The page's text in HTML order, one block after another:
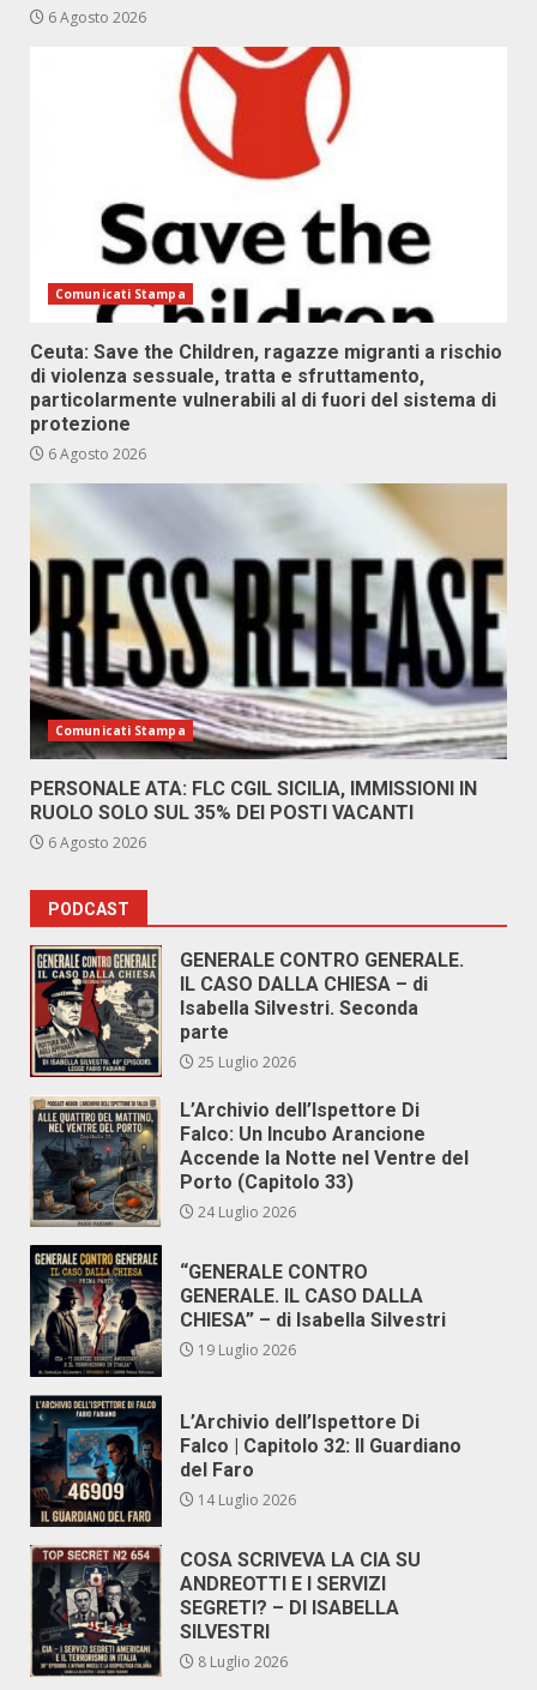
6 Agosto 2026
Comunicati Stampa
Ceuta: Save the Children, ragazze migranti a rischio
di violenza sessuale, tratta e sfruttamento,
particolarmente vulnerabili al di fuori del sistema di
protezione
6 Agosto 2026
Comunicati Stampa
PERSONALE ATA: FLC CGIL SICILIA, IMMISSIONI IN
RUOLO SOLO SUL 35% DEI POSTI VACANTI
6 Agosto 2026
PODCAST
GENERALE CONTRO GENERALE.
IL CASO DALLA CHIESA – di
Isabella Silvestri. Seconda
parte
25 Luglio 2026
L’Archivio dell’Ispettore Di
Falco: Un Incubo Arancione
Accende la Notte nel Ventre del
Porto (Capitolo 33)
24 Luglio 2026
“GENERALE CONTRO
GENERALE. IL CASO DALLA
CHIESA” – di Isabella Silvestri
19 Luglio 2026
L’Archivio dell’Ispettore Di
Falco | Capitolo 32: Il Guardiano
del Faro
14 Luglio 2026
COSA SCRIVEVA LA CIA SU
ANDREOTTI E I SERVIZI
SEGRETI? – DI ISABELLA
SILVESTRI
8 Luglio 2026